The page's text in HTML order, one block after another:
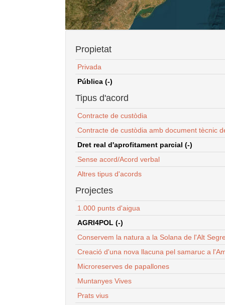
Propietat
Privada
Pública (-)
Tipus d'acord
Contracte de custòdia
Contracte de custòdia amb document tècnic
Dret real d'aprofitament parcial (-)
Sense acord/Acord verbal
Altres tipus d'acords
Projectes
1.000 punts d'aigua
AGRI4POL (-)
Conservem la natura a la Solana de l'Alt
Creació d'una nova llacuna pel samaruc a
Microreserves de papallones
Muntanyes Vives
Prats vius